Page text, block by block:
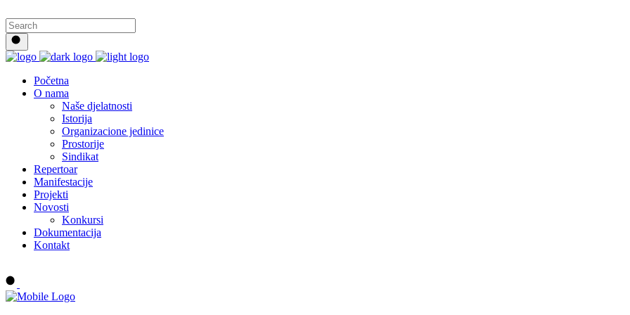
Početna
O nama
Naše djelatnosti
Istorija
Organizacione jedinice
Prostorije
Sindikat
Repertoar
Manifestacije
Projekti
Novosti
Konkursi
Dokumentacija
Kontakt